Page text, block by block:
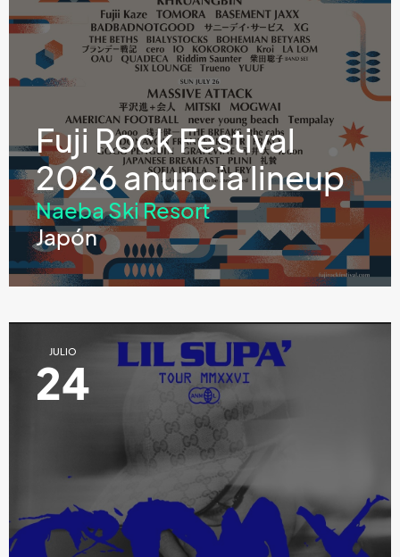
Fuji Rock Festival
2026 anuncia lineup
Naeba Ski Resort
Japón
JULIO
24